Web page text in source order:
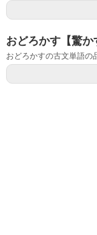
おどろかす【驚
おどろかすの古文単語の